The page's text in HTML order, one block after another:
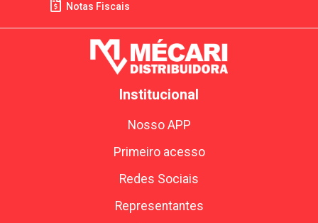
Notas Fiscais
Institucional
Nosso APP
Primeiro acesso
Redes Sociais
Representantes